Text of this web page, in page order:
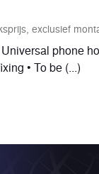
exclusief
phone
• To be (...)